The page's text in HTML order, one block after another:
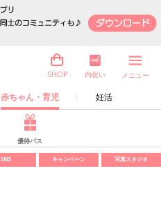
赤ちゃん・育児 妊活
SHOP 内祝い メニュー
優待パス
SNS キャンペーン 写真スタジオ